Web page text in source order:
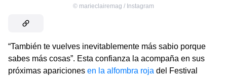
© marieclairemag / Instagram
“También te vuelves inevitablemente más sabio porque
sabes más cosas”. Esta confianza la acompaña en sus
próximas apariciones en la alfombra roja del Festival